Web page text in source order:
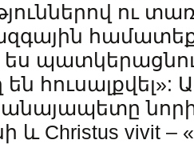
ու
ես
հուսալքվել»:
և Christus vivit